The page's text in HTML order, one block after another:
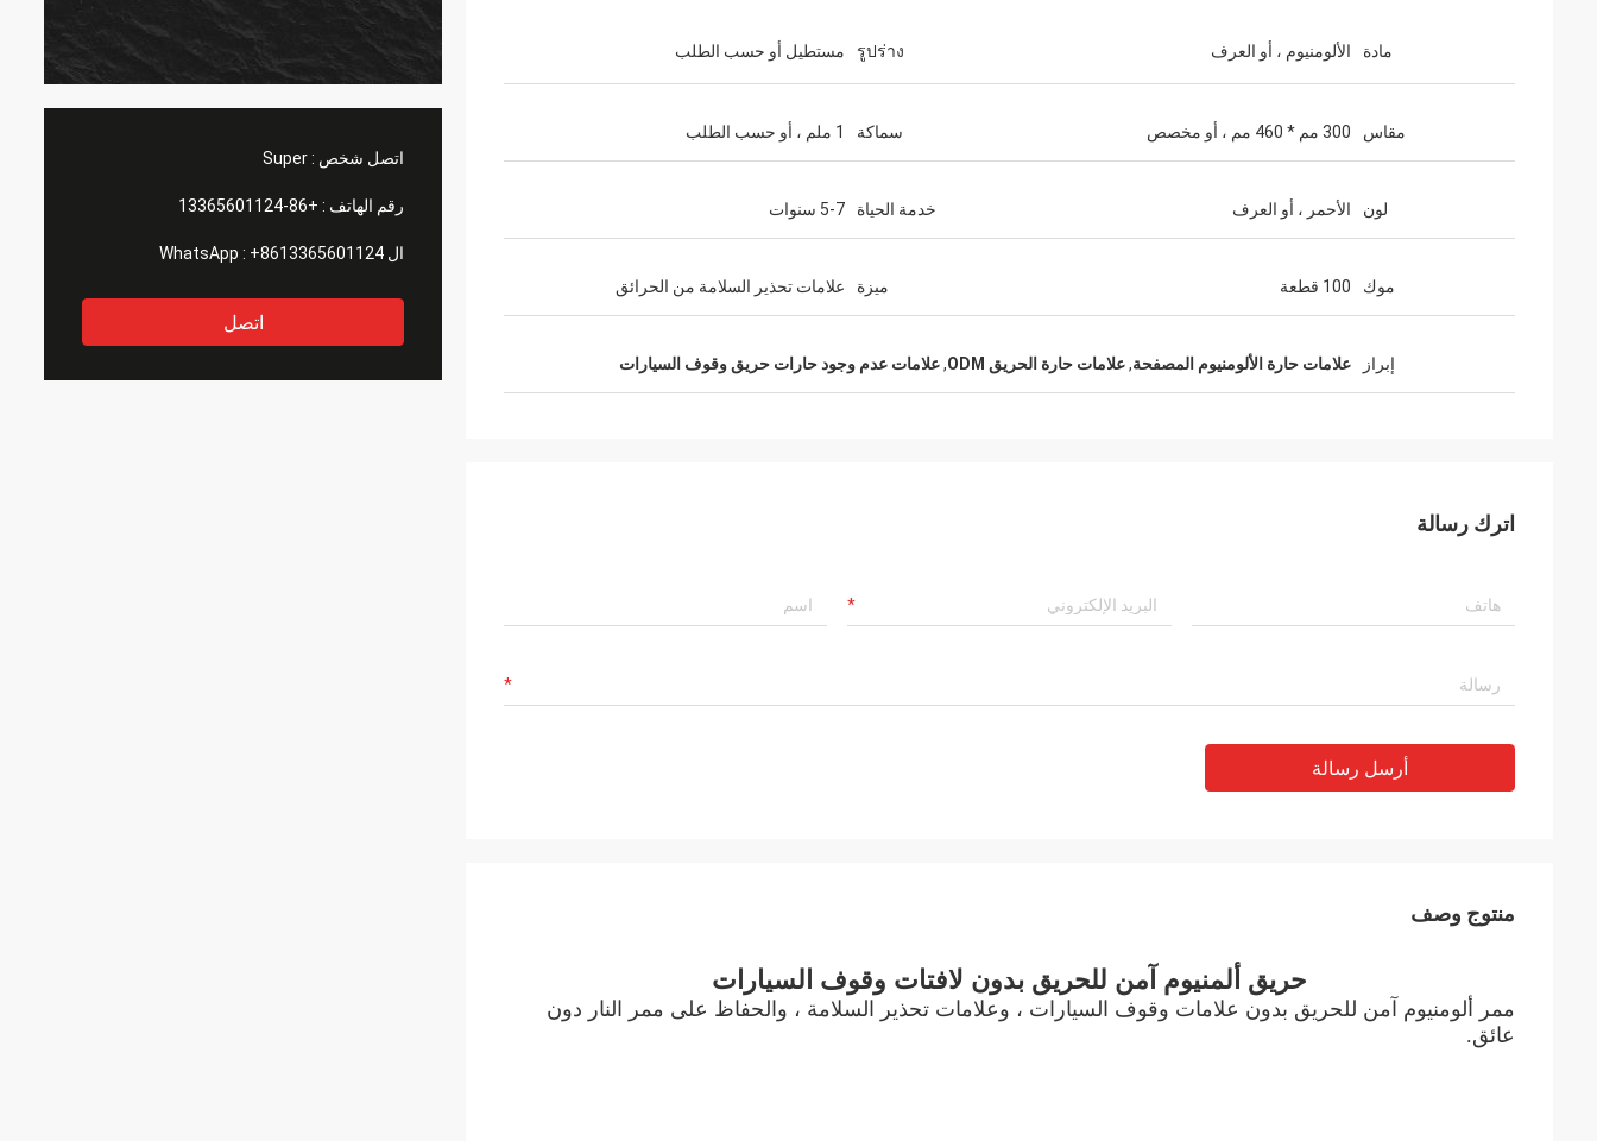
اتصل شخص :Super
رقم الهاتف : +86-13365601124
ال WhatsApp : +8613365601124
اتصل
مادة الألومنيوم ، أو العرف รูปร่าง مستطيل أو حسب الطلب
مقاس 300 مم * 460 مم ، أو مخصص سماكة 1 ملم ، أو حسب الطلب
لون الأحمر ، أو العرف خدمة الحياة 5-7 سنوات
موك 100 قطعة ميزة علامات تحذير السلامة من الحرائق
إبراز علامات حارة الألومنيوم المصفحة,علامات حارة الحريق ODM ,علامات عدم وجود حارات حريق وقوف السيارات
اترك رسالة
أرسل رسالة
منتوج وصف
حريق ألمنيوم آمن للحريق بدون لافتات وقوف السيارات
ممر ألومنيوم آمن للحريق بدون علامات وقوف السيارات ، وعلامات تحذير السلامة ، والحفاظ على ممر النار دون
عائق.